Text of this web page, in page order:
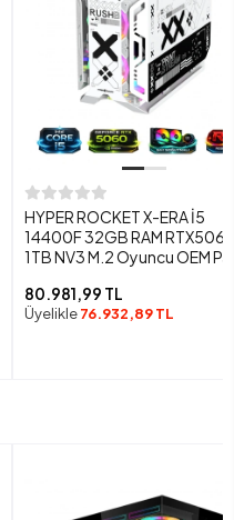
HYPER ROCKET X-ERA İ5
14400F 32GB RAM
1TB NV3 M.2 Oyuncu OEM
80.981,99 TL
Üyelikle76.932,89 TL